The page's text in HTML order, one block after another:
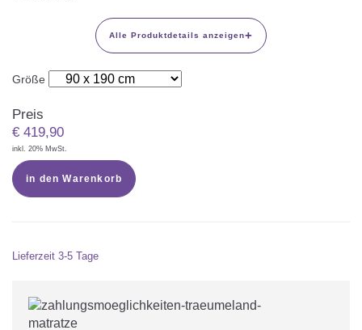
Alle Produktdetails anzeigen+
Größe
Preis
€ 419,90
inkl. 20% MwSt.
in den Warenkorb
Lieferzeit 3-5 Tage